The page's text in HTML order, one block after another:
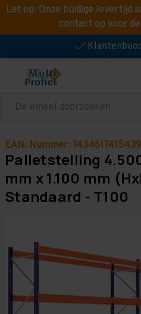
Let op: Onze huidige levertijd
contact op voor
Zoeken
EAN. Nummer: 7434617415439
Palletstelling
mm x 1.100 mm
Standaard - T100